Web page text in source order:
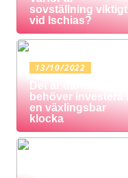
sovställning viktigt
vid Ischias?
13/10/2022
Det är därför du
behöver investera i
en växlingsbar
klocka